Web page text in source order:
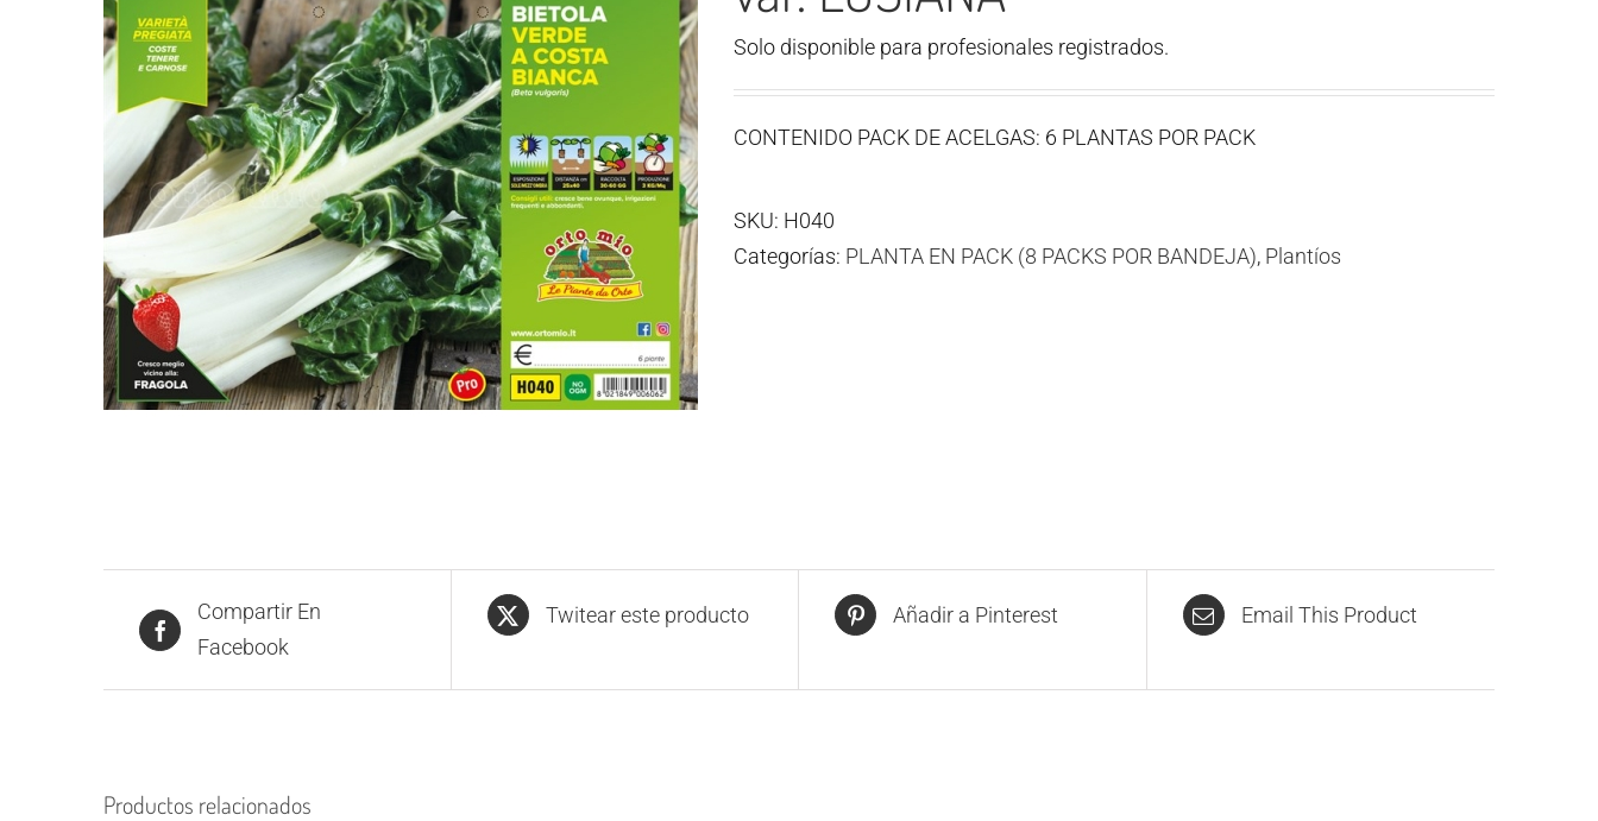
Solo disponible para profesionales registrados.
CONTENIDO PACK DE ACELGAS: 6 PLANTAS POR PACK
SKU: H040
Categorías: PLANTA EN PACK (8 PACKS POR BANDEJA), Plantíos
Compartir En
Facebook
Twitear este producto Añadir a Pinterest Email This Product
Productos relacionados